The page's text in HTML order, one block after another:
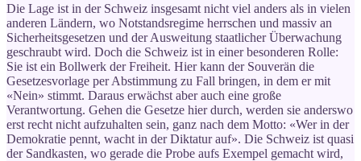
Die Lage ist in der Schweiz insgesamt nicht viel anders als in vielen
anderen Ländern, wo Notstandsregime herrschen und massiv an
Sicherheitsgesetzen und der Ausweitung staatlicher Überwachung
geschraubt wird. Doch die Schweiz ist in einer besonderen Rolle:
Sie ist ein Bollwerk der Freiheit. Hier kann der Souverän die
Gesetzesvorlage per Abstimmung zu Fall bringen, in dem er mit
«Nein» stimmt. Daraus erwächst aber auch eine große
Verantwortung. Gehen die Gesetze hier durch, werden sie anderswo
erst recht nicht aufzuhalten sein, ganz nach dem Motto: «Wer in der
Demokratie pennt, wacht in der Diktatur auf». Die Schweiz ist quasi
der Sandkasten, wo gerade die Probe aufs Exempel gemacht wird,